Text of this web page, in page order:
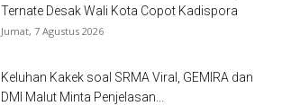
Ternate Desak Wali Kota Copot Kadispora
Jumat, 7 Agustus 2026
Keluhan Kakek soal SRMA Viral, GEMIRA dan
DMI Malut Minta Penjelasan...